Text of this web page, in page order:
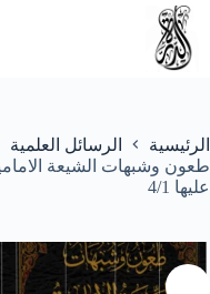
التجاوز
المحتوى
الرئيسية
الرسائل العلمية
طعون وشبهات الشيعة
عليها 4/1